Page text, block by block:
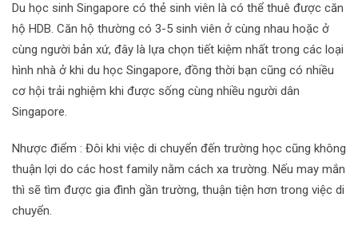
Du học sinh Singapore có thẻ sinh viên là có thể thuê được căn
hộ HDB. Căn hộ thường có 3-5 sinh viên ở cùng nhau hoặc ở
cùng người bản xứ, đây là lựa chọn tiết kiệm nhất trong các loại
hình nhà ở khi du học Singapore, đồng thời bạn cũng có nhiều
cơ hội trải nghiệm khi được sống cùng nhiều người dân
Singapore.
Nhược điểm : Đôi khi việc di chuyển đến trường học cũng không
thuận lợi do các host family nằm cách xa trường. Nếu may mắn
thì sẽ tìm được gia đình gần trường, thuận tiện hơn trong việc di
chuyển.